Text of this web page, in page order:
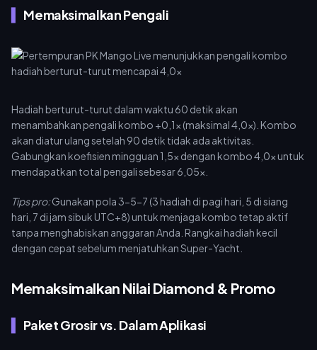
Memaksimalkan Pengali
Hadiah berturut-turut dalam waktu 60 detik akan
menambahkan pengali kombo +0,1x (maksimal 4,0x). Kombo
akan diatur ulang setelah 90 detik tidak ada aktivitas.
Gabungkan koefisien mingguan 1,5x dengan kombo 4,0x untuk
mendapatkan total pengali sebesar 6,05x.
Tips pro:Gunakan pola 3-5-7 (3 hadiah di pagi hari, 5 di siang
hari, 7 di jam sibuk UTC+8) untuk menjaga kombo tetap aktif
tanpa menghabiskan anggaran Anda. Rangkai hadiah kecil
dengan cepat sebelum menjatuhkan Super-Yacht.
Memaksimalkan Nilai Diamond & Promo
Paket Grosir vs. Dalam Aplikasi